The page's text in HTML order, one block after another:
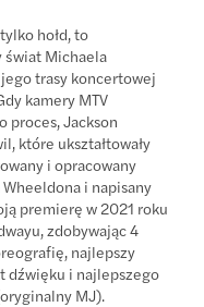
hołd, to
świat Michaela
trasy koncertowej
kamery MTV
proces, Jackson
które ukształtowały
i opracowany
i napisany
premierę w 2021 roku
zdobywając 4
najlepszy
dźwięku i najlepszego
MJ).